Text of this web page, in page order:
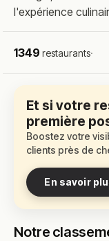
l'expérience
1349 restaurants·
Et si votre
première
Boostez votre
clients près de
En savoir
Notre